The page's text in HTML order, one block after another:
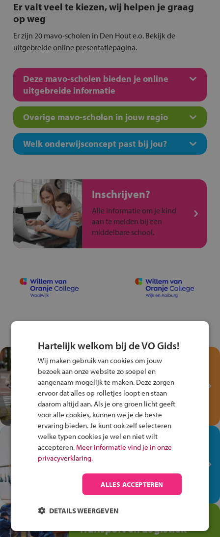
Er valt veel te kiezen, wij helpen je graag
op weg
Er zijn 20 mavo-scholen in Den Hout e.o. Bekijk de
uitgebreide online presentatiepagina.
Deze mavo-scholen bieden je online
uitgebreide informatie
Overige mavo-scholen in jouw regio
Welk onderwijsconcept past bij jou?
Inschrijven?
Alle informatie om je kind
aan te melden bij een
middelbare school.
Test je kennis met het
Fiets Veilig
Verkeersspel!
Speel het Fiets Veilig Verkeersspel
en win een Cortina-fiets!
In de winkel ben je op je
plek!
op de winkelvloer, waar elke dag
anders is!
Jouw talent in de
Transport en Logistiek
Hartelijk welkom bij de VO Gids!
Wij maken gebruik van cookies om jouw
bezoek aan onze website zo soepel en
aangenaam mogelijk te maken. Deze zorgen
ervoor dat alles op rolletjes loopt en staan
daarom altijd aan. Als je ons groen licht geeft
voor alle cookies, kunnen we je de beste
ervaring bieden. Je kunt ook zelf selecteren
welke typen cookies je wel en niet wilt
accepteren. Meer informatie vind je in onze
privacyverklaring.
ALLES ACCEPTEREN
DETAILS WEERGEVEN